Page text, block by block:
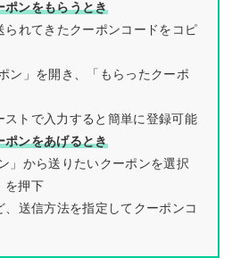
ンをもらうとき
られてきたクーポンコードをコピ
ン」を開き、「もらったクーポ
ストで入力すると簡単に登録可能
ンをあげるとき
」から送りたいクーポンを選択
を押下
、送信方法を指定してクーポンコ